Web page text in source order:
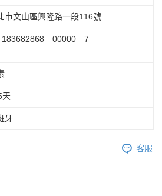
市文山區興隆路一段116號
183682868－00000－7
天
牙
客服